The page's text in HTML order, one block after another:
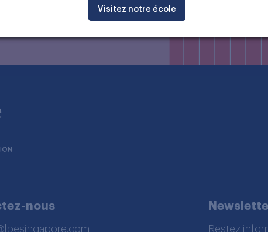
nous
Restez
Visitez notre école